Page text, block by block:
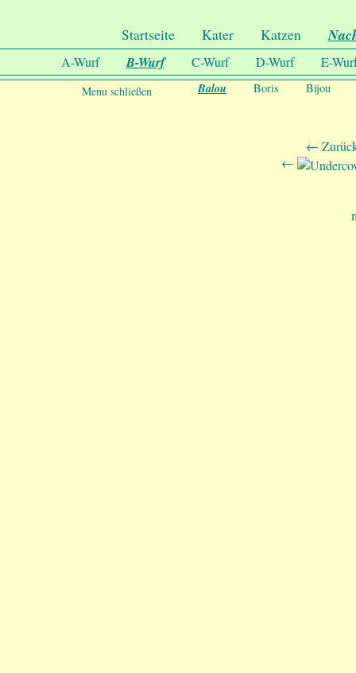
Startseite Kater Katzen
A-Wurf B-Wurf C-Wurf D-Wurf
E-
Balou
Boris Bijou
Menu schließen
←
←